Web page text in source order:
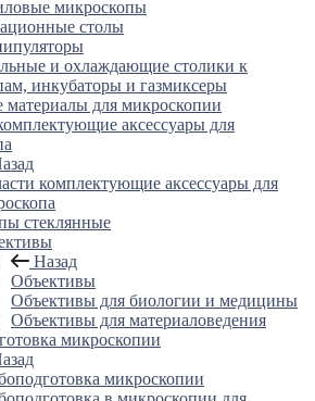
микроскопы
столы
и охлаждающие столики к
инкубаторы и газмиксеры
материалы для микроскопии
аксессуары для
комплектующие аксессуары для
стеклянные
Назад
Объективы
Объективы для биологии и медицины
Объективы для материаловедения
микроскопии
микроскопии